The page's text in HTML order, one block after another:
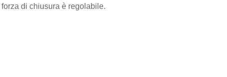
di chiusura è regolabile.